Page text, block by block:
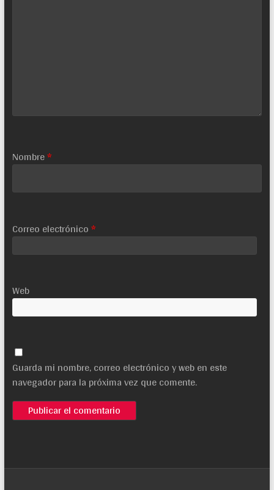
Nombre*
Correo electrónico*
Web
Guarda mi nombre, correo electrónico y web en este
navegador para la próxima vez que comente.